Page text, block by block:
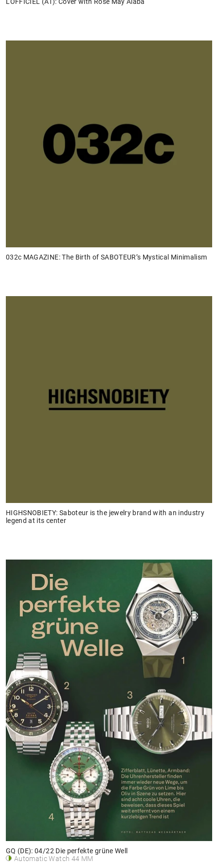
032c MAGAZINE: The Birth of SABOTEUR’s Mystical Minimalism
HIGHSNOBIETY: Saboteur is the jewelry brand with an industry
legend at its center
GQ (DE): 04/22 Die perfekte grüne Well
Automatic Watch 44 MM